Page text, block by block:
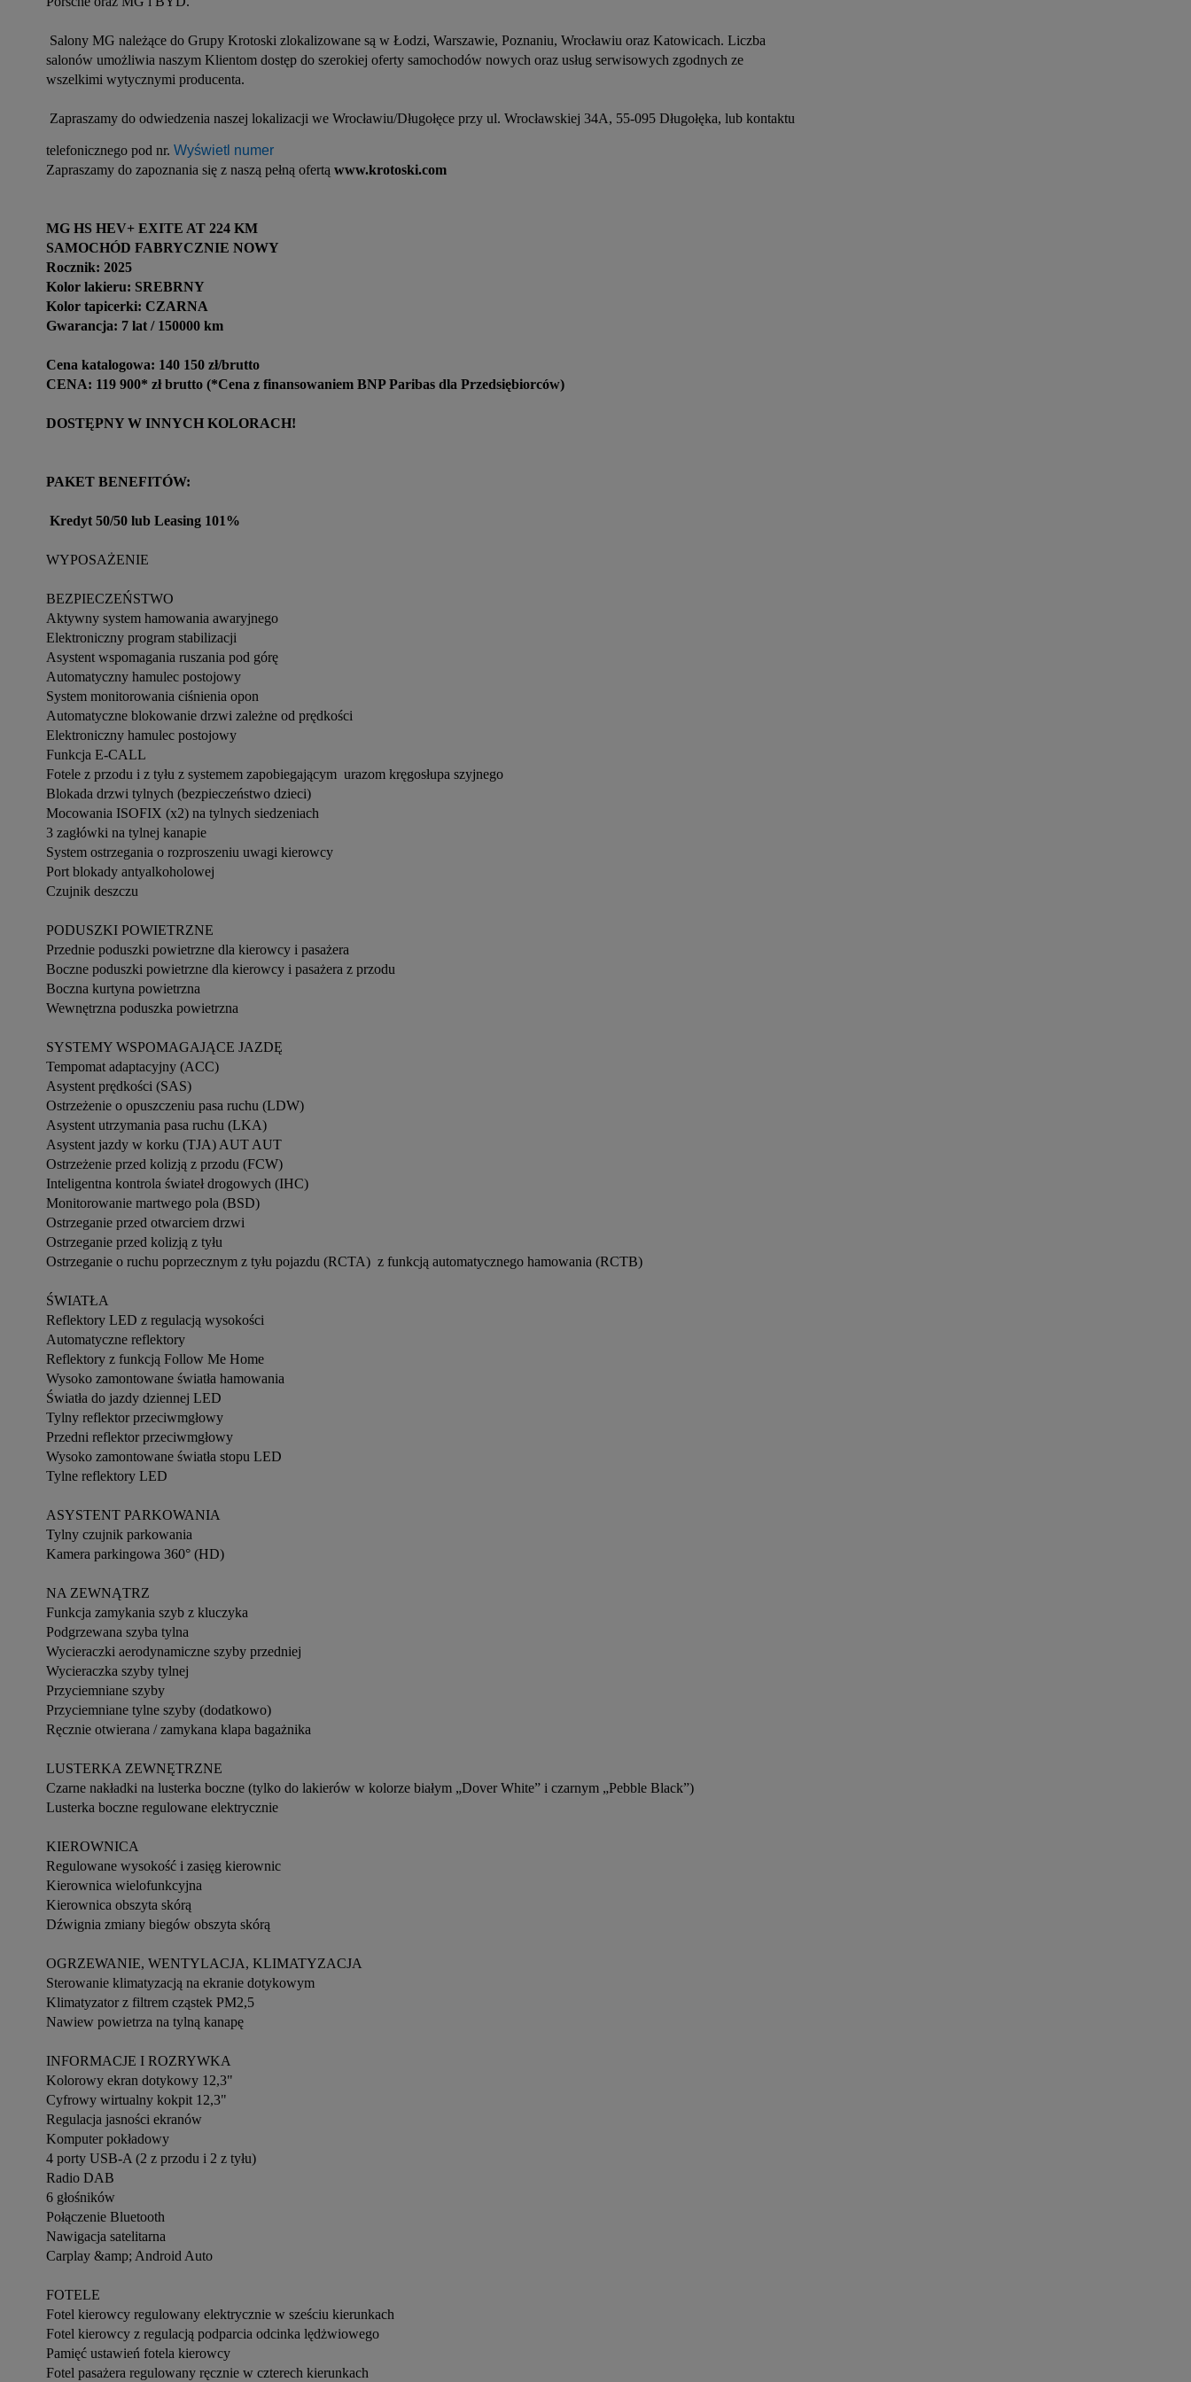
salonów umożliwia naszym Klientom dostęp do szerokiej oferty samochodów nowych oraz usług serwisowych zgodnych ze
wszelkimi wytycznymi producenta.
telefonicznego pod nr. Wyświetl numer
Zapraszamy do zapoznania się z naszą pełną ofertą www.krotoski.com
MG HS HEV+ EXITE AT 224 KM
SAMOCHÓD FABRYCZNIE NOWY
Rocznik: 2025
Kolor lakieru: SREBRNY
Kolor tapicerki: CZARNA
Gwarancja: 7 lat / 150000 km
Cena katalogowa: 140 150 zł/brutto
CENA: 119 900* zł brutto (*Cena z finansowaniem BNP Paribas dla Przedsiębiorców)
DOSTĘPNY W INNYCH KOLORACH!
PAKET BENEFITÓW:
Kredyt 50/50 lub Leasing 101%
WYPOSAŻENIE
BEZPIECZEŃSTWO
Aktywny system hamowania awaryjnego
Elektroniczny program stabilizacji
Asystent wspomagania ruszania pod górę
Automatyczny hamulec postojowy
System monitorowania ciśnienia opon
Automatyczne blokowanie drzwi zależne od prędkości
Elektroniczny hamulec postojowy
Funkcja E-CALL
Fotele z przodu i z tyłu z systemem zapobiegającym  urazom kręgosłupa szyjnego
Blokada drzwi tylnych (bezpieczeństwo dzieci)
Mocowania ISOFIX (x2) na tylnych siedzeniach
3 zagłówki na tylnej kanapie
System ostrzegania o rozproszeniu uwagi kierowcy
Port blokady antyalkoholowej
Czujnik deszczu
PODUSZKI POWIETRZNE
Przednie poduszki powietrzne dla kierowcy i pasażera
Boczne poduszki powietrzne dla kierowcy i pasażera z przodu
Boczna kurtyna powietrzna
Wewnętrzna poduszka powietrzna
SYSTEMY WSPOMAGAJĄCE JAZDĘ
Tempomat adaptacyjny (ACC)
Asystent prędkości (SAS)
Ostrzeżenie o opuszczeniu pasa ruchu (LDW)
Asystent utrzymania pasa ruchu (LKA)
Asystent jazdy w korku (TJA) AUT AUT
Ostrzeżenie przed kolizją z przodu (FCW)
Inteligentna kontrola świateł drogowych (IHC)
Monitorowanie martwego pola (BSD)
Ostrzeganie przed otwarciem drzwi
Ostrzeganie przed kolizją z tyłu
Ostrzeganie o ruchu poprzecznym z tyłu pojazdu (RCTA)  z funkcją automatycznego hamowania (RCTB)
ŚWIATŁA
Reflektory LED z regulacją wysokości
Automatyczne reflektory
Reflektory z funkcją Follow Me Home
Wysoko zamontowane światła hamowania
Światła do jazdy dziennej LED
Tylny reflektor przeciwmgłowy
Przedni reflektor przeciwmgłowy
Wysoko zamontowane światła stopu LED
Tylne reflektory LED
ASYSTENT PARKOWANIA
Tylny czujnik parkowania
Kamera parkingowa 360° (HD)
NA ZEWNĄTRZ
Funkcja zamykania szyb z kluczyka
Podgrzewana szyba tylna
Wycieraczki aerodynamiczne szyby przedniej
Wycieraczka szyby tylnej
Przyciemniane szyby
Przyciemniane tylne szyby (dodatkowo)
Ręcznie otwierana / zamykana klapa bagażnika
LUSTERKA ZEWNĘTRZNE
Czarne nakładki na lusterka boczne (tylko do lakierów w kolorze białym „Dover White” i czarnym „Pebble Black”)
Lusterka boczne regulowane elektrycznie
KIEROWNICA
Regulowane wysokość i zasięg kierownic
Kierownica wielofunkcyjna
Kierownica obszyta skórą
Dźwignia zmiany biegów obszyta skórą
OGRZEWANIE, WENTYLACJA, KLIMATYZACJA
Sterowanie klimatyzacją na ekranie dotykowym
Klimatyzator z filtrem cząstek PM2,5
Nawiew powietrza na tylną kanapę
INFORMACJE I ROZRYWKA
Kolorowy ekran dotykowy 12,3"
Cyfrowy wirtualny kokpit 12,3"
Regulacja jasności ekranów
Komputer pokładowy
4 porty USB-A (2 z przodu i 2 z tyłu)
Radio DAB
6 głośników
Połączenie Bluetooth
Nawigacja satelitarna
Carplay &amp; Android Auto
FOTELE
Fotel kierowcy regulowany elektrycznie w sześciu kierunkach
Fotel kierowcy z regulacją podparcia odcinka lędżwiowego
Pamięć ustawień fotela kierowcy
Fotel pasażera regulowany ręcznie w czterech kierunkach